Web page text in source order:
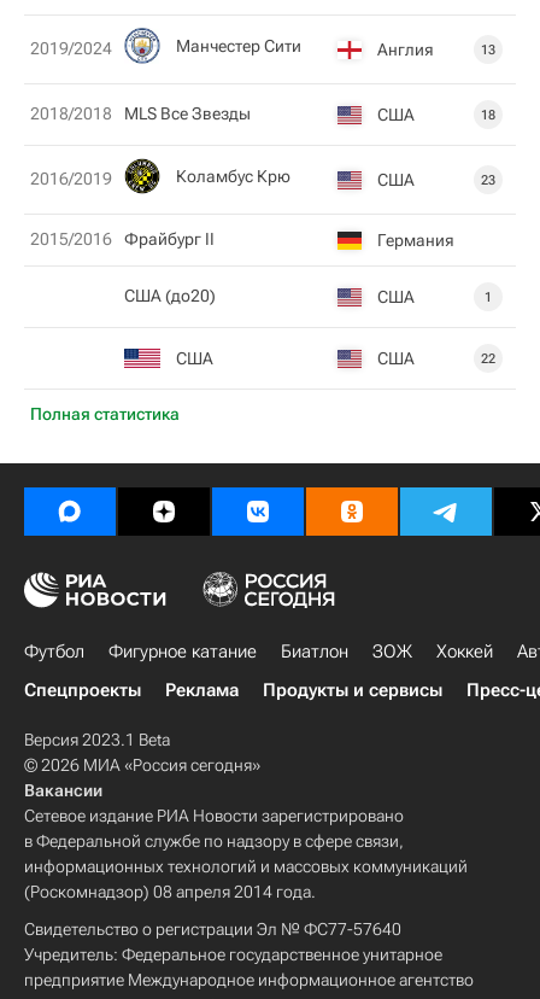
Полная статистика
2019/2024 Манчестер Сити Англия 13
2018/2018 MLS Все Звезды США 18
2016/2019 Коламбус Крю США 23
2015/2016 Фрайбург II Германия
США (до20) США 1
США США 22
Футбол Фигурное катание Биатлон ЗОЖ Хоккей
Спецпроекты
Реклама Продукты и сервисы Пресс-
Версия 2023.1 Beta
© 2026 МИА «Россия сегодня»
Вакансии
Сетевое издание РИА Новости зарегистрировано
в Федеральной службе по надзору в сфере связи,
информационных технологий и массовых коммуникаций
(Роскомнадзор) 08 апреля 2014 года.
Свидетельство о регистрации Эл № ФС77-57640
Учредитель: Федеральное государственное унитарное
предприятие Международное информационное агентство